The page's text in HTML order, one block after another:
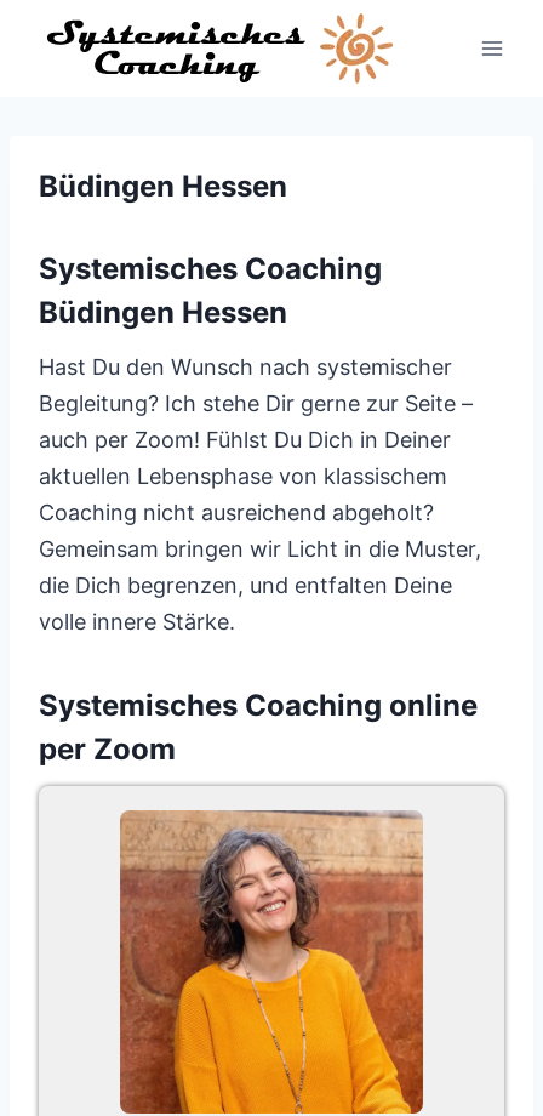
Inhalt
Büdingen Hessen
Systemisches Coaching
Büdingen Hessen
Hast Du den Wunsch nach systemischer
Begleitung? Ich stehe Dir gerne zur Seite –
auch per Zoom! Fühlst Du Dich in Deiner
aktuellen Lebensphase von klassischem
Coaching nicht ausreichend abgeholt?
Gemeinsam bringen wir Licht in die Muster,
die Dich begrenzen, und entfalten Deine
volle innere Stärke.
Systemisches Coaching online
per Zoom